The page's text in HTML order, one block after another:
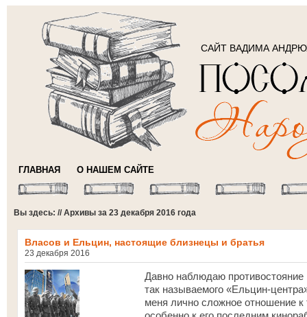
САЙТ ВАДИМА
ГЛАВНАЯ О НАШЕМ САЙТЕ
Вы здесь: // Архивы за 23 декабря 2016 года
Власов и Ельцин, настоящие близнецы и братья
23 декабря 2016
Давно наблюдаю
так называемого «Ельцин-
меня лично сложное отношение